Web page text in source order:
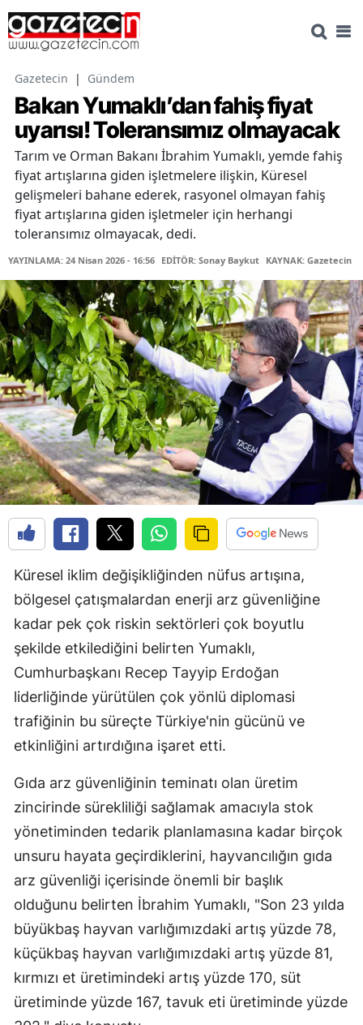
Gazetecin | Gündem
Bakan Yumaklı’dan fahiş fiyat
uyarısı! Toleransımız olmayacak
Tarım ve Orman Bakanı İbrahim Yumaklı, yemde fahiş
fiyat artışlarına giden işletmelere ilişkin, Küresel
gelişmeleri bahane ederek, rasyonel olmayan fahiş
fiyat artışlarına giden işletmeler için herhangi
toleransımız olmayacak, dedi.
YAYINLAMA: 24 Nisan 2026 - 16:56 EDİTÖR: Sonay Baykut KAYNAK: Gazetecin
Küresel iklim değişikliğinden nüfus artışına,
bölgesel çatışmalardan enerji arz güvenliğine
kadar pek çok riskin sektörleri çok boyutlu
şekilde etkilediğini belirten Yumaklı,
Cumhurbaşkanı Recep Tayyip Erdoğan
liderliğinde yürütülen çok yönlü diplomasi
trafiğinin bu süreçte Türkiye'nin gücünü ve
etkinliğini artırdığına işaret etti.
Gıda arz güvenliğinin teminatı olan üretim
zincirinde sürekliliği sağlamak amacıyla stok
yönetiminden tedarik planlamasına kadar birçok
unsuru hayata geçirdiklerini, hayvancılığın gıda
arz güvenliği içerisinde önemli bir başlık
olduğunu belirten İbrahim Yumaklı, "Son 23 yılda
büyükbaş hayvan varlığımızdaki artış yüzde 78,
küçükbaş hayvan varlığımızdaki artış yüzde 81,
kırmızı et üretimindeki artış yüzde 170, süt
üretiminde yüzde 167, tavuk eti üretiminde yüzde